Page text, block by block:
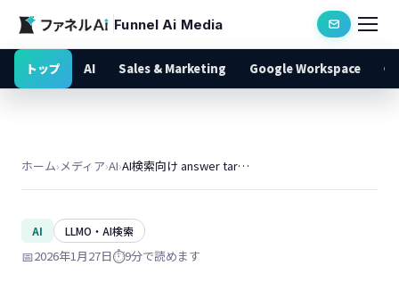
Funnel Ai Media
トップ AI Sales & Marketing Google Workspace
ホーム›メディア›AI› AI検索向け answer target 設計とは？見出し単位で答えを完結させる方法
AI LLMO・AI検索
📅2026年1月27日⏱️9分で読めます